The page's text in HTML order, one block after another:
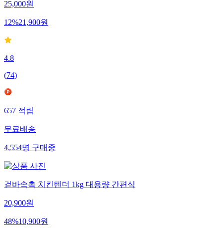
25,000원
12%21,900원
4.8
(74)
657적립
무료배송
4,554명구매중
겉바속촉 치킨텐더 1kg 대용량 간편식
20,900원
48%10,900원